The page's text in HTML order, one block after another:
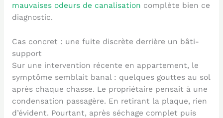
mauvaises odeurs de canalisation complète bien ce
diagnostic.
Cas concret : une fuite discrète derrière un bâti-
support
Sur une intervention récente en appartement, le
symptôme semblait banal : quelques gouttes au sol
après chaque chasse. Le propriétaire pensait à une
condensation passagère. En retirant la plaque, rien
d’évident. Pourtant, après séchage complet puis